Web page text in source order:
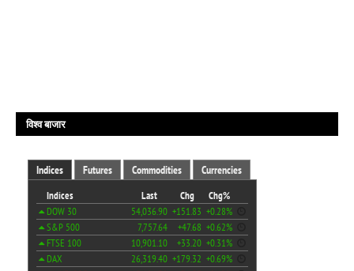
विश्व बाजार